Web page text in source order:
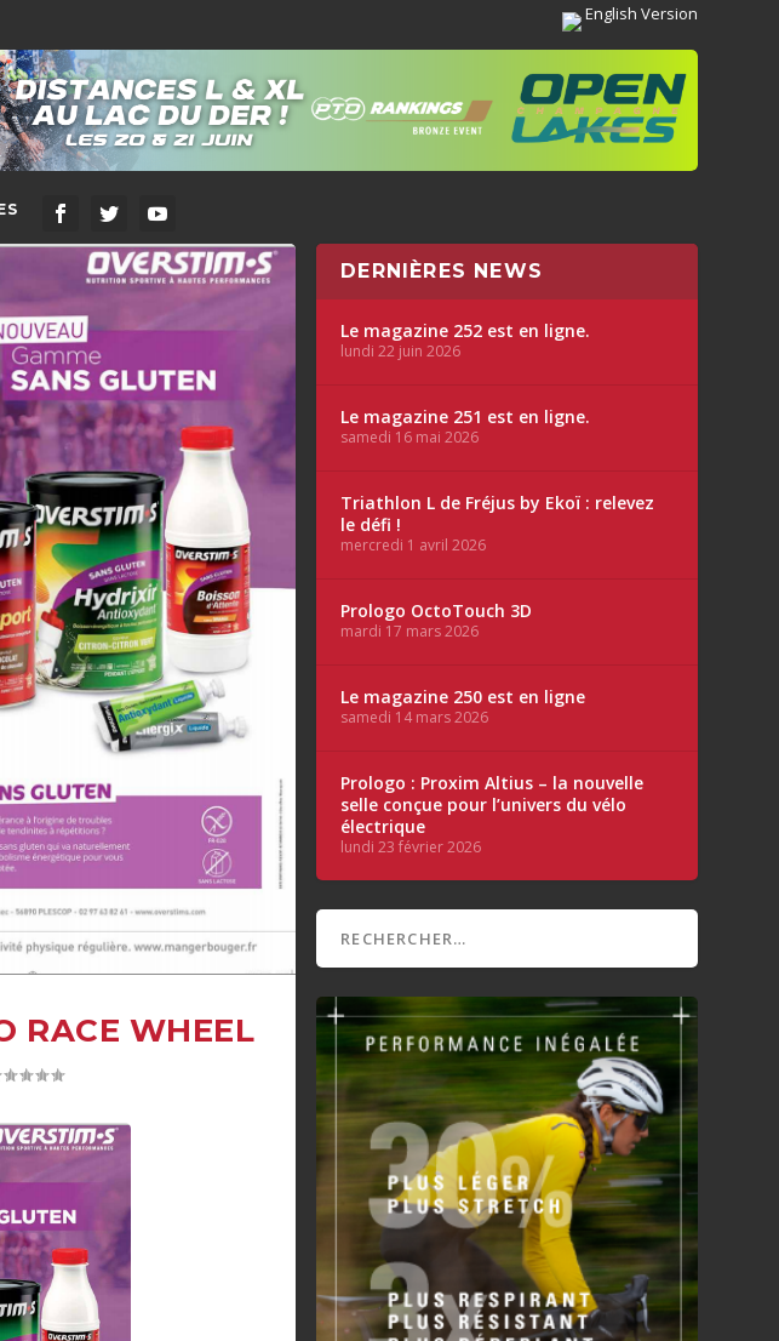
English Version
RACE WHEEL
DERNIÈRES NEWS
Le magazine 252 est en ligne.
lundi 22 juin 2026
Le magazine 251 est en ligne.
samedi 16 mai 2026
Triathlon L de Fréjus by Ekoï : relevez
le défi !
mercredi 1 avril 2026
Prologo OctoTouch 3D
mardi 17 mars 2026
Le magazine 250 est en ligne
samedi 14 mars 2026
Prologo : Proxim Altius – la nouvelle
selle conçue pour l’univers du vélo
électrique
lundi 23 février 2026